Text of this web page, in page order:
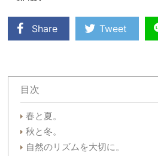
Share Tweet
目次
春と夏。
秋と冬。
自然のリズムを大切に。